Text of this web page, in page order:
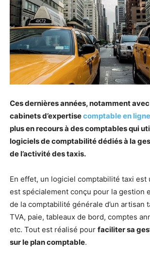
Ces dernières années, notamment
cabinets d’expertisecomptable en ligne
plus en recours à des comptables qui
logiciels de comptabilité dédiés à la
de l’activité des taxis.
En effet, un logiciel comptabilité taxi est
est spécialement conçu pour la gestion
de la comptabilité générale d’un artisan
TVA, paie, tableaux de bord, comptes
etc. Tout est réalisé pour faciliter sa
sur le plan comptable.